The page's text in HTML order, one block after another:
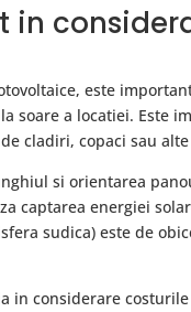
in
este
soare a locatiei. Este
cladiri, copaci sau
si orientarea
captarea energiei
sudica) este de
in considerare